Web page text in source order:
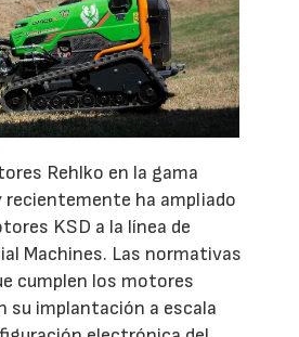
Rehlko en la gama
recientemente ha ampliado
KSD a la línea de
Machines. Las normativas
cumplen los motores
su implantación a escala